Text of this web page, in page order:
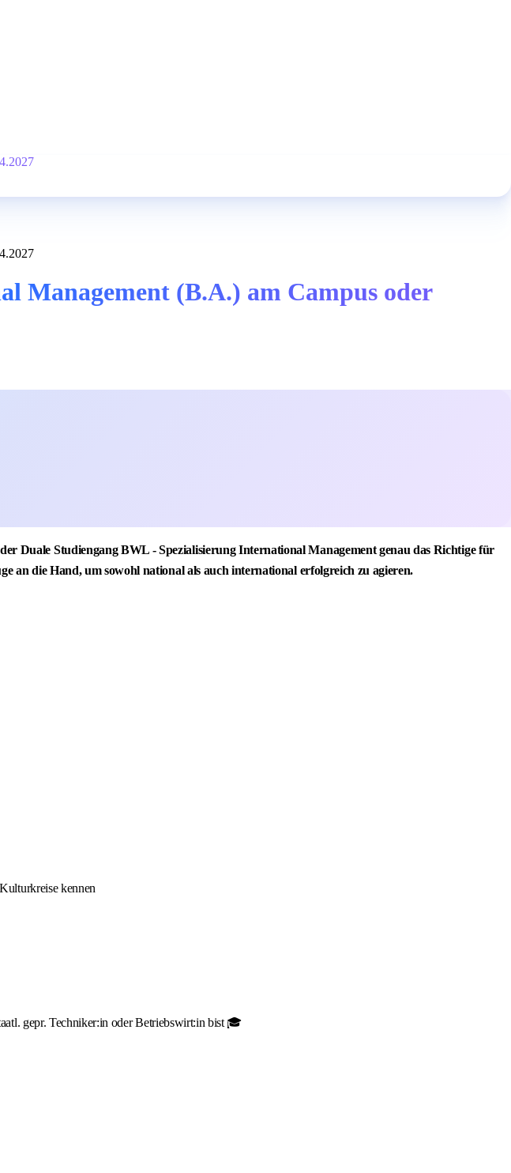
Management (B.A.) am Campus oder
Duale Studiengang BWL - Spezialisierung International Management genau das Richtige für
an die Hand, um sowohl national als auch international erfolgreich zu agieren.
kennen
gepr. Techniker:in oder Betriebswirt:in bist 🎓